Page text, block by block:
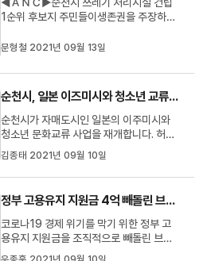
◀ＡＮＣ▶순천시 쓰레기 처리시설 건립
1순위 후보지 주민들이생존권을 주장하며
쓰레기 대란을 눈앞에 둔 순천시는 더는 사
과 논란은 더 커질 것으로 보입니다.문형철
기자입니다. ◀ＶＣＲ▶이른 아침, 7˙80
대 노인들이 시청 앞에 모였습니...
문형철 2021년 09월 13일
순천시, 일본 이즈미시와 청소년 교류 재개
순천시가 자매도시인 일본의 이주미시와
청소년 문화교류 사업을 재개합니다. 허석
순천시장은 최근, 시이노키 이주미시 시장
과 가진 영상회의를 통해 코로나 19로 중
단된 교류 활성화 방안을 논의하고 오는 11
월 양 시간 청소년 비대면 문화교류와 함께
내년부터는 그동안 중단됐던 한국과 일본
의 교류학생 홈스테이 활동...
김종태 2021년 09월 10일
정부 고용유지 지원금 4억 빼돌린 브로커 등 16명 송치
코로나19 경제 위기를 막기 위한 정부 고
용유지 지원금을 조직적으로 빼돌린 브로
커 등 16명이 경찰에 붙잡혔습니다. 광주